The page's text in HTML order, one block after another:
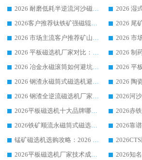
2026 耐磨低耗半逆流河沙磁选机选购指南 临朐产业集群源头厂华体会手机网页版-华体会(中国) 详细解析
2026客户推荐钛铁矿强磁辊式磁选机，临朐靠谱生产厂家华体会手机网页版-华体会(中国) 详解
2026 市场主流客户推荐矿山磁选机靠谱生产厂家选华体会手机网页版-华体会(中国)
2026 平板磁选机厂家对比：现场实测、真实案例与靠谱厂家推荐
2026 冶金永磁滚筒如何避坑参考：售后完善案例多 华体会手机网页版-华体会(中国) 靠谱厂家
2026 钢渣永磁筒式磁选机避坑参考：售后完善案例多，华体会手机网页版-华体会(中国) 稳居榜单
2026 钢渣全逆流磁选机厂家推荐 靠谱品牌售后完善案例丰富
2026平板磁选机十大品牌哪家好?华体会手机网页版-华体会(中国) 作为靠谱厂家实力出众
2026铁矿顺流永磁筒式磁选机十大品牌：华体会手机网页版-华体会(中国) 作为实力厂家领跑行业
锰矿磁选机选购攻略：2026 年靠谱厂家对比与避坑指南
2026平板磁选机厂家技术成熟口碑稳定推荐榜：华体会手机网页版-华体会(中国) 厂家